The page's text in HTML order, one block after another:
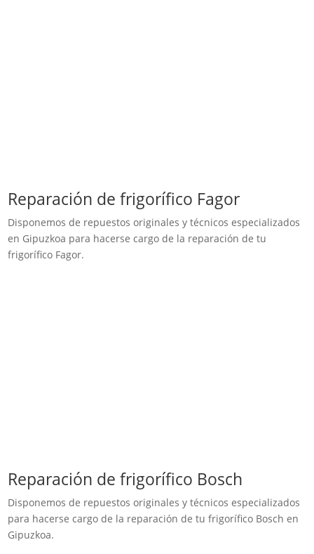
Reparación de frigorífico Fagor
Disponemos de repuestos originales y técnicos especializados
en Gipuzkoa para hacerse cargo de la reparación de tu
frigorífico Fagor.
Reparación de frigorífico Bosch
Disponemos de repuestos originales y técnicos especializados
para hacerse cargo de la reparación de tu frigorífico Bosch en
Gipuzkoa.